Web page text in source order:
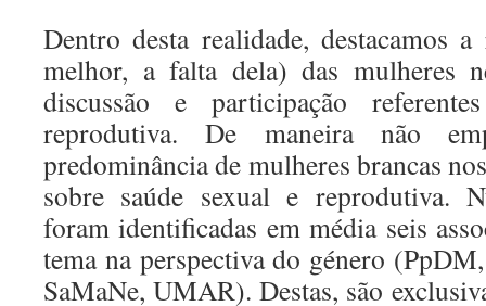
Dentro desta realidade, destacamos
melhor, a falta dela) das mulheres
discussão e participação
reprodutiva. De maneira não
predominância de mulheres brancas
sobre saúde sexual e reprodutiva.
foram identificadas em média seis
tema na perspectiva do género
SaMaNe, UMAR). Destas, são